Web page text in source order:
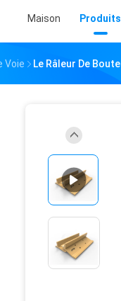
Maison Produits
Voie Le Râleur De